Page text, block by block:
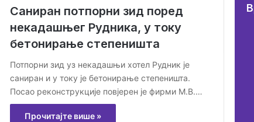
Саниран потпорни зид поред
некадашњег Рудника, у току
бетонирање степеништа
Потпорни зид уз некадашњи хотел Рудник је
саниран и у току је бетонирање степеништа.
Посао реконструкције повјерен је фирми М.В.…
Прочитајте више »